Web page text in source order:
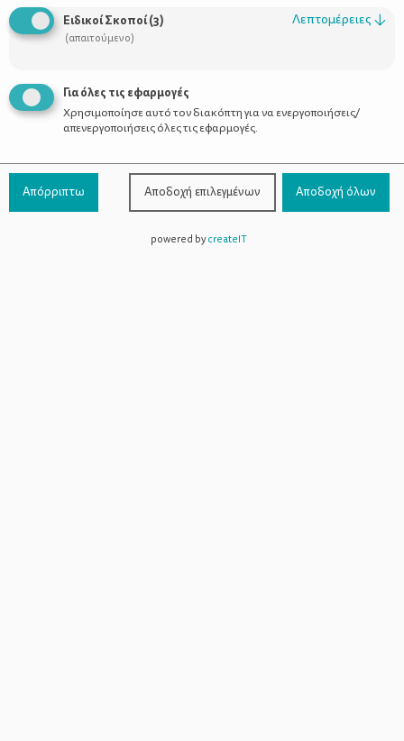
Βαθμολογήστε αυτό το άρθρο :
εκδήλωση θα ολοκληρωθεί με αφήγηση παραμυθιού για μικρά
και μεγάλα παιδιά από την ηθοποιό Ειρήνη Χέλιου, (Ηθοποιός-
(πρώην ΚΑΠΑΨ),,Τηλέφωνο:
Λήξη:18:00:00
Ειδικοί Σκοποί(3)
(απαιτούμενο)
Λεπτομέρειες ↓
Για όλες τις εφαρμογές
Χρησιμοποίησε αυτό τον διακόπτη για να ενεργοποιήσεις/
απενεργοποιήσεις όλες τις εφαρμογές.
Απόρριπτω Αποδοχή επιλεγμένων Αποδοχή όλων
powered bycreateIT